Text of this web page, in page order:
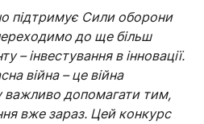
підтримує Сили оборони
до ще більш
– інвестування в інновації.
війна – це війна
важливо допомагати тим,
вже зараз. Цей конкурс